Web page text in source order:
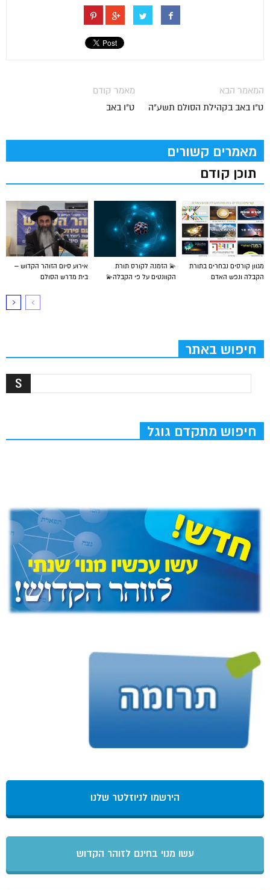
מאמר קודם
ט"ו באב
המאמר הבא
ט"ו באב בקהילת הסולם תשע"ה
מאמרים קשורים
תוכן קודם
אירוע סיום הזוהר הקדוש –
בית מדרש הסולם
💫 הזמנה לקורס תורת
הקוונטים על פי הקבלה💫
מגוון קורסים נבחרים בתורת
הקבלה ונפש האדם
חיפוש באתר
חיפוש מתקדם גוגל
הירשמו לניוזלטר שלנו
עשו מנוי בחינם לזוהר הקדוש